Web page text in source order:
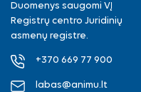
Duomenys saugomi VĮ
Registrų centro Juridinių
asmenų registre.
+370 669 77 900
labas@animu.lt